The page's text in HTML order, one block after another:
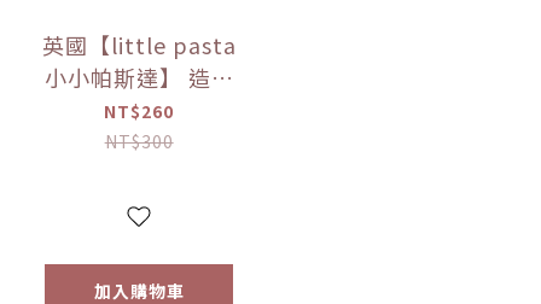
英國【little pasta
小小帕斯達】 造型
義大利麵300g｜動
物｜泰迪熊｜交通
【優惠限定】
NT$260
NT$300
加入購物車